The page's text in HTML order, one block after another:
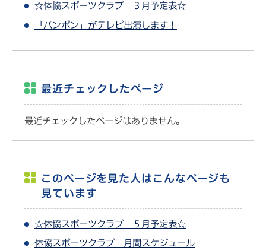
☆体協スポーツクラブ ３月予定表☆
「パンポン」がテレビ出演します！
最近チェックしたページ
最近チェックしたページはありません。
このページを見た人はこんなページも
見ています
☆体協スポーツクラブ ５月予定表☆
体協スポーツクラブ 月間スケジュール